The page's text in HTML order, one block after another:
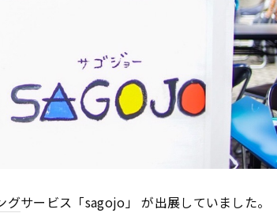
グサービス「sagojo」 が出展していました。